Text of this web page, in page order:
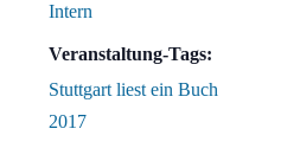
Intern
Veranstaltung-Tags:
Stuttgart liest ein Buch
2017